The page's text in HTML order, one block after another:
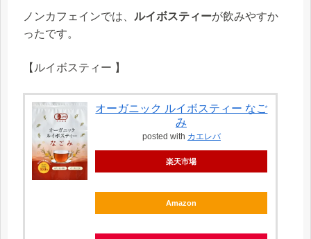
ノンカフェインでは、 ルイボスティーが飲みやすか
ったです。
【ルイボスティー 】
オーガニック ルイボスティー なご
み
posted with カエレバ
楽天市場
Amazon